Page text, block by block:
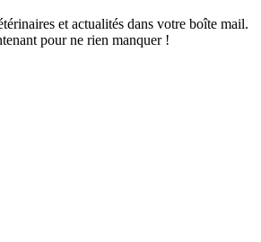
et actualités dans votre boîte mail.
pour ne rien manquer !